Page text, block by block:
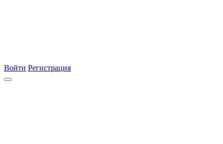
Войти Регистрация